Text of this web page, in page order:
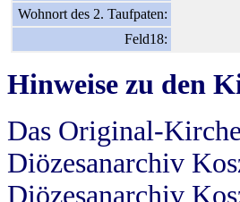
Wohnort des 2. Taufpaten:
Feld18:
Hinweise zu den
Das Original-
Diözesanarchiv
Diözesanarchiv